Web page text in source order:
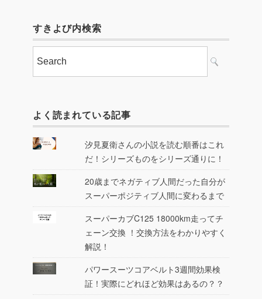
すきよび内検索
よく読まれている記事
汐見夏衛さんの小説を読む順番はこれ
だ！シリーズものをシリーズ通りに！
20歳までネガティブ人間だった自分が
スーパーポジティブ人間に変わるまで
スーパーカブC125 18000km走ってチ
ェーン交換 ！交換方法をわかりやすく
解説！
パワースーツコアベルト3週間効果検
証！実際にどれほど効果はあるの？？